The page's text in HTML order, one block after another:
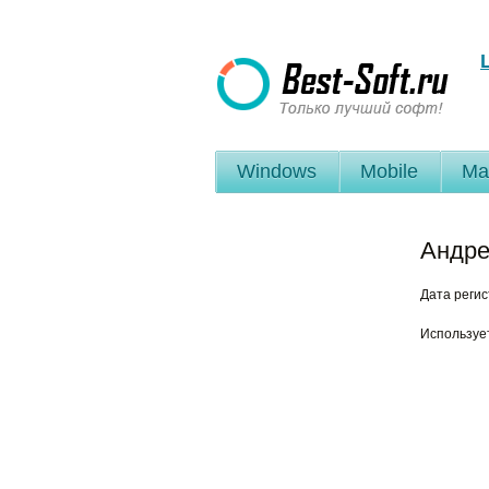
Windows Mobile
Дата